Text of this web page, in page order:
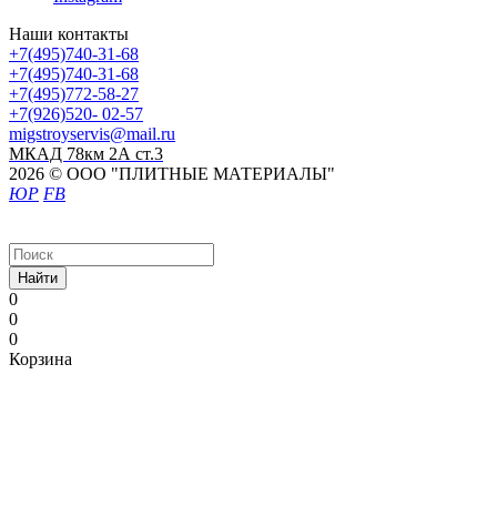
Наши контакты
+7(495)740-31-68
+7(495)740-31-68
+7(495)772-58-27
+7(926)520- 02-57
migstroyservis@mail.ru
МКАД 78км 2А ст.3
2026 © ООО "ПЛИТНЫЕ МАТЕРИАЛЫ"
ЮР FB
Найти
0
0
0
Корзина